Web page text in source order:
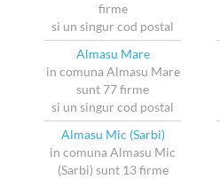
firme
si un singur cod postal
Almasu Mare
in comuna Almasu Mare
sunt 77 firme
si un singur cod postal
Almasu Mic (Sarbi)
in comuna Almasu Mic
(Sarbi) sunt 13 firme